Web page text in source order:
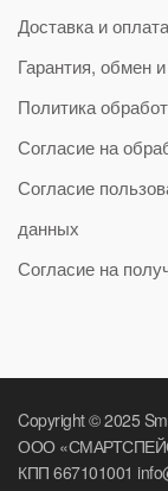
Доставка и оплата
Гарантия, обмен
Политика
Согласие на
Согласие
данных
Согласие на
Copyright © 2025
ООО
КПП 667101001